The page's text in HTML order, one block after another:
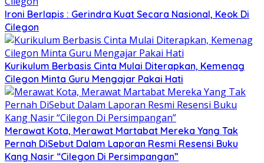
Ironi Berlapis : Gerindra Kuat Secara Nasional, Keok Di
Cilegon
Kurikulum Berbasis Cinta Mulai Diterapkan, Kemenag
Cilegon Minta Guru Mengajar Pakai Hati
Merawat Kota, Merawat Martabat Mereka Yang Tak
Pernah DiSebut Dalam Laporan Resmi Resensi Buku
Kang Nasir “Cilegon Di Persimpangan”